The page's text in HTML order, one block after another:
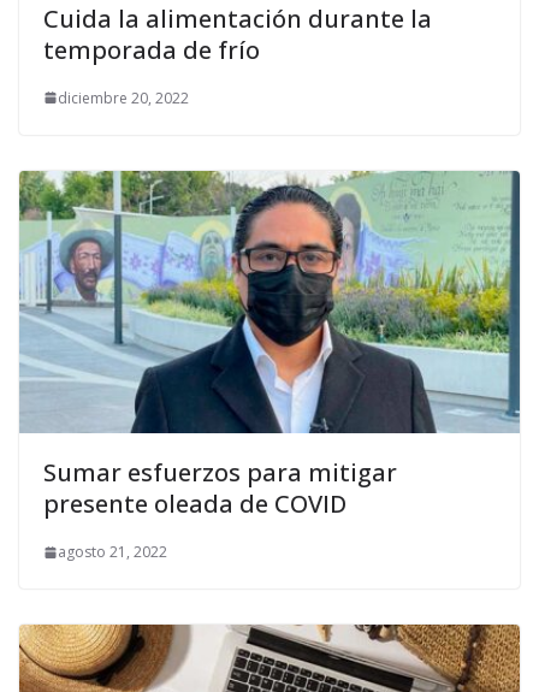
Cuida la alimentación durante la
temporada de frío
diciembre 20, 2022
Sumar esfuerzos para mitigar
presente oleada de COVID
agosto 21, 2022